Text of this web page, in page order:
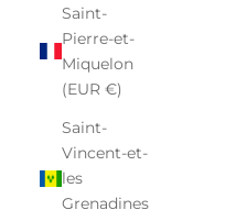
Saint-
Pierre-et-
Miquelon
(EUR €)
Saint-
Vincent-et-
les
Grenadines